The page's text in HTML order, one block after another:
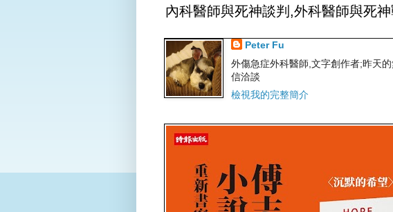
內科醫師與死神談判,外科醫師與死
Peter Fu
外傷急症外科醫師,文字創作者;昨天
信洽談
檢視我的完整簡介